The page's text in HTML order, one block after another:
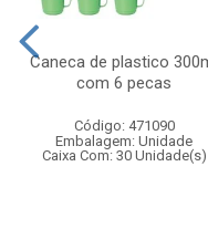
Caneca de plastico
com 6 pecas
Código: 471090
Embalagem: Unidade
Caixa Com: 30 Unidade(s)